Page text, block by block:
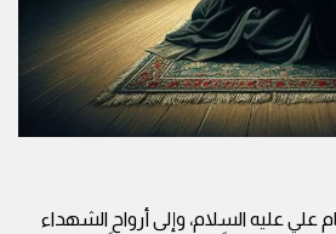
علي عليه السلام، وإلى أرواح الشهداء